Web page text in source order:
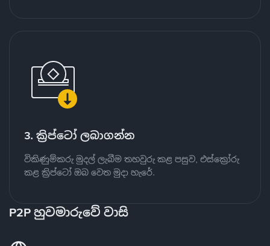
3. ක්‍රිප්ටෝ ලබාගන්න
විකිණුම්කරු මුදල් ලැබීම තහවුරු කළ පසුව, එස්ක්‍රෝරු
කළ ක්‍රිප්ටෝ ඔබ වෙත මුදා හැරේ.
P2P හුවමාරුවේ වාසි